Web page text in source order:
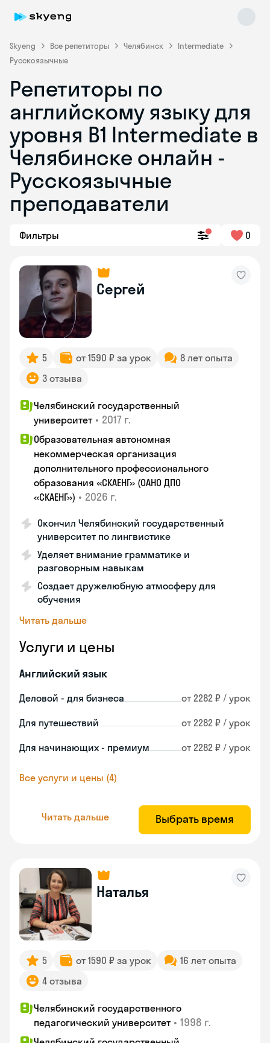
Skyeng Все репетиторы Челябинск
Intermediate
Русскоязычные
Репетиторы по
английскому языку для
уровня B1 Intermediate в
Челябинске онлайн -
Русскоязычные
преподаватели
Фильтры 0
Сергей
5 от 1590 ₽ за урок
8 лет опыта
3 отзыва
Челябинский государственный
университет • 2017 г.
Образовательная автономная
некоммерческая организация
дополнительного профессионального
образования «СКАЕНГ» (ОАНО ДПО
«СКАЕНГ») • 2026 г.
Окончил Челябинский государственный
университет по лингвистике
Уделяет внимание грамматике и
разговорным навыкам
Создает дружелюбную атмосферу для
обучения
Читать дальше
Услуги и цены
Английский язык
Деловой - для бизнеса от 2282 ₽ / урок
Для путешествий от 2282 ₽ / урок
Для начинающих - премиум от 2282 ₽ / урок
Все услуги и цены (4)
Читать дальше Выбрать время
Наталья
5 от 1590 ₽ за урок
16 лет опыта
4 отзыва
Челябинский государственного
педагогический университет • 1998 г.
Skyeng Chat